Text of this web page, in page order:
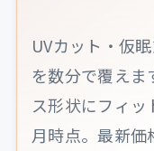
UVカット・仮
を数分で覆え
ス形状にフィ
月時点。最新